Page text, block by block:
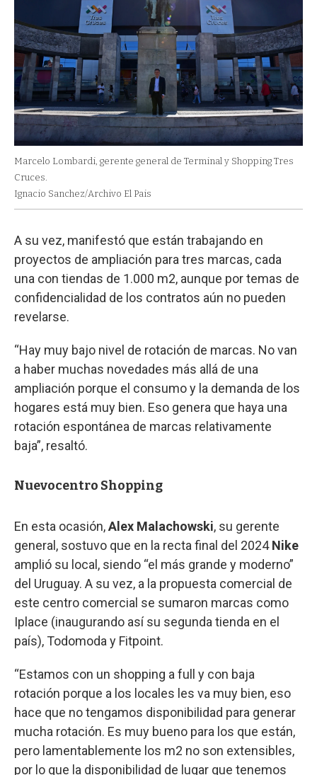
Marcelo Lombardi, gerente general de Terminal y Shopping Tres
Cruces.
Ignacio Sanchez/Archivo El Pais
A su vez, manifestó que están trabajando en
proyectos de ampliación para tres marcas, cada
una con tiendas de 1.000 m2, aunque por temas de
confidencialidad de los contratos aún no pueden
revelarse.
“Hay muy bajo nivel de rotación de marcas. No van
a haber muchas novedades más allá de una
ampliación porque el consumo y la demanda de los
hogares está muy bien. Eso genera que haya una
rotación espontánea de marcas relativamente
baja”, resaltó.
Nuevocentro Shopping
En esta ocasión,Alex Malachowski, su gerente
general, sostuvo que en la recta final del 2024Nike
amplió su local, siendo “el más grande y moderno”
del Uruguay. A su vez, a la propuesta comercial de
este centro comercial se sumaron marcas como
Iplace (inaugurando así su segunda tienda en el
país), Todomoda y Fitpoint.
“Estamos con un shopping a full y con baja
rotación porque a los locales les va muy bien, eso
hace que no tengamos disponibilidad para generar
mucha rotación. Es muy bueno para los que están,
pero lamentablemente los m2 no son extensibles,
por lo que la disponibilidad de lugar que tenemos